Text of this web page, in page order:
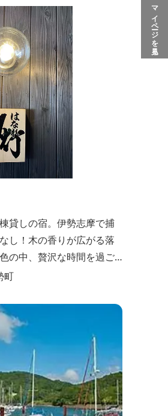
マイページを見る
あり、「週末、ペットと
う利用客も多いです。
貸しの宿。伊勢志摩で捕
し！木の香りが広がる落
の中、贅沢な時間を過ご
町